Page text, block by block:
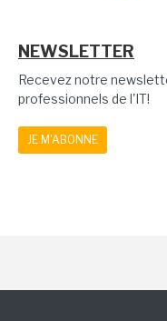
NEWSLETTER
Recevez notre
professionnels de l'IT!
JE M'ABONNE